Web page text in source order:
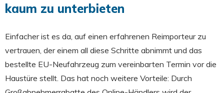
kaum zu unterbieten
Einfacher ist es da, auf einen erfahrenen Reimporteur zu
vertrauen, der einem all diese Schritte abnimmt und das
bestellte EU-Neufahrzeug zum vereinbarten Termin vor die
Haustüre stellt. Das hat noch weitere Vorteile: Durch